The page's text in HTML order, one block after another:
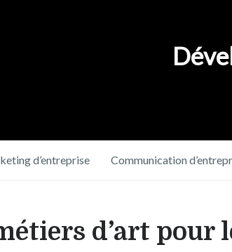
d’entreprise Communication
d’art pour